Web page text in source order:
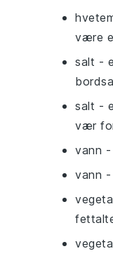
være
salt -
salt -
vær
vann
vann